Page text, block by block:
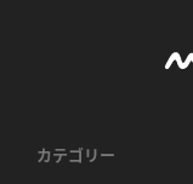
カテゴリー